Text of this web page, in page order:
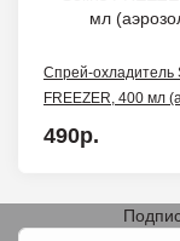
Спрей-охладитель
FREEZER, 400 мл
490р.